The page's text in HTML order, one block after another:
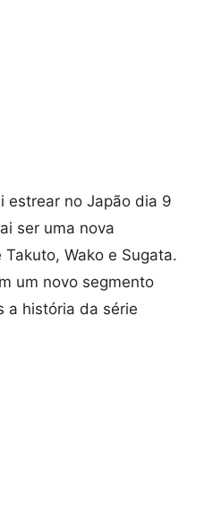
estrear no Japão dia 9
ser uma nova
Wako e Sugata.
um novo segmento
a história da série